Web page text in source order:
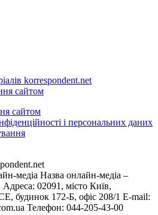
korrespondent.net
сайтом
сайтом
і персональних даних
медіа Назва онлайн-медіа –
02091, місто Київ,
172-Б, офіс 208/1 E-mail:
Телефон: 044-205-43-00